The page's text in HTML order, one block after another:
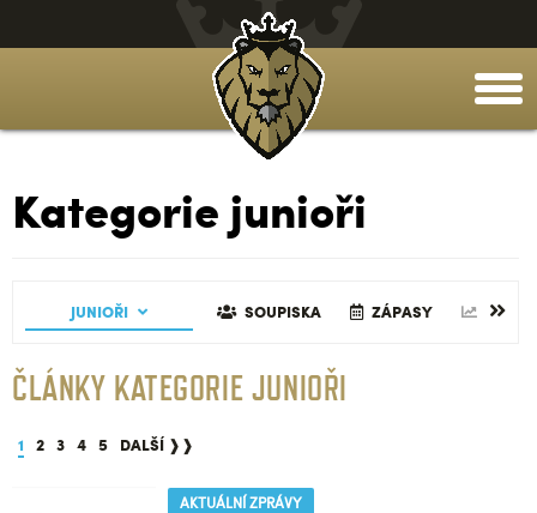
Kategorie junioři
JUNIOŘI
GALERIE
TABULKA REALIZAČNÍ TÝM GALERIE
SOUPISKA ZÁPASY
ČLÁNKY KATEGORIE JUNIOŘI
1 2 3 4 5 DALŠÍ ❱❱
AKTUÁLNÍ ZPRÁVY